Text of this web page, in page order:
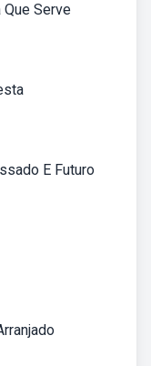
Serve
E Futuro